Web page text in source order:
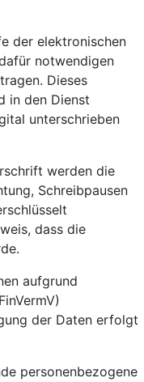
der elektronischen
notwendigen
Dieses
in den Dienst
unterschrieben
werden die
Schreibpausen
dass die
aufgrund
der Daten erfolgt
personenbezogene